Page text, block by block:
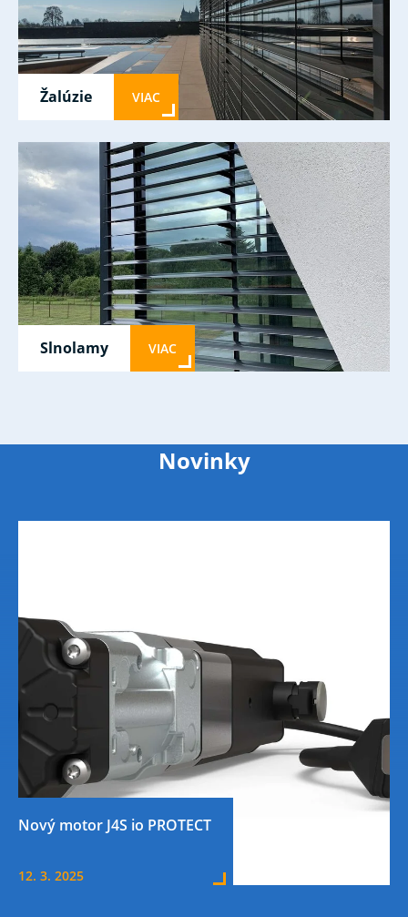
Žalúzie VIAC
Slnolamy VIAC
Novinky
Nový motor J4S io PROTECT
12. 3. 2025